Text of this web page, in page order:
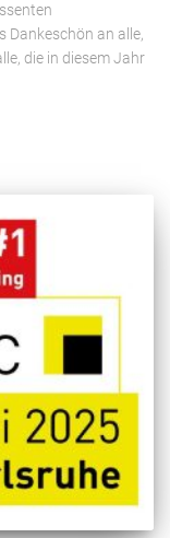
Dankeschön an alle,
die in diesem Jahr